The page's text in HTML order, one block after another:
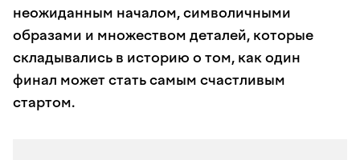
неожиданным началом, символичными
образами и множеством деталей, которые
складывались в историю о том, как один
финал может стать самым счастливым
стартом.